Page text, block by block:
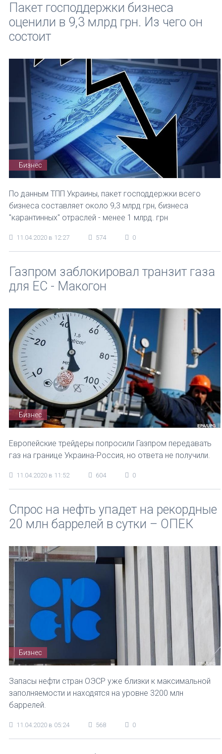
Пакет господдержки бизнеса
оценили в 9,3 млрд грн. Из чего он
состоит
Бизнес
По данным ТПП Украины, пакет господдержки всего
бизнеса составляет около 9,3 млрд грн, бизнеса
"карантинных" отраслей - менее 1 млрд. грн
11.04.2020 в 12:27 574 0
Газпром заблокировал транзит газа
для ЕС - Макогон
Бизнес
Европейские трейдеры попросили Газпром передавать
газ на границе Украина-Россия, но ответа не получили.
11.04.2020 в 11:52 604 0
Спрос на нефть упадет на рекордные
20 млн баррелей в сутки – ОПЕК
Бизнес
Запасы нефти стран ОЭСР уже близки к максимальной
заполняемости и находятся на уровне 3200 млн
баррелей.
11.04.2020 в 05:24 568 0